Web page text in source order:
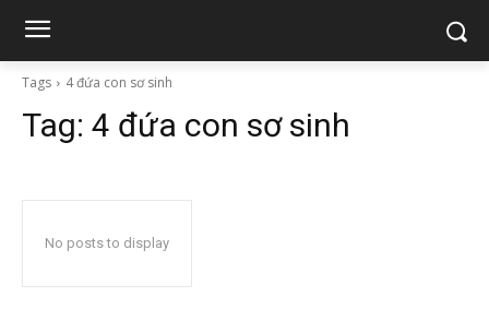
Tags 4 đứa con sơ sinh
Tag: 4 đứa con sơ sinh
No posts to display